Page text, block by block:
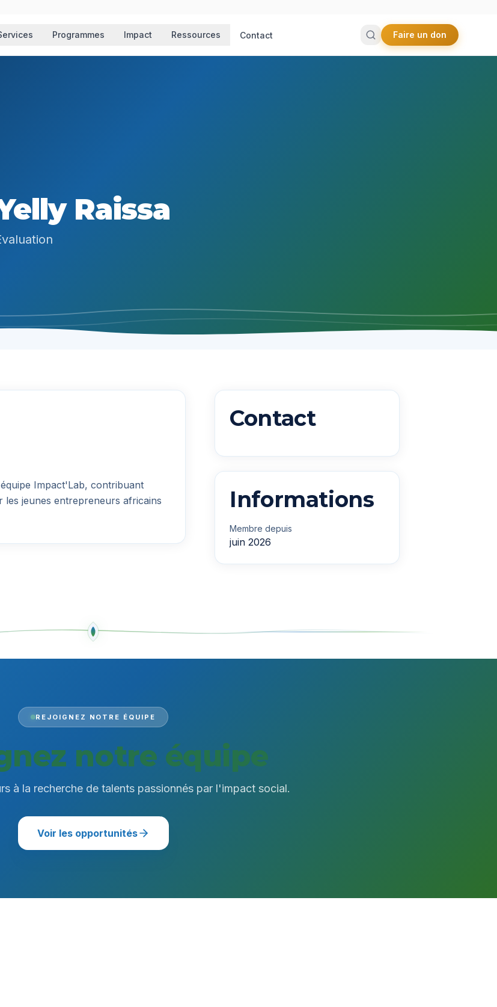
Programmes Impact Ressources Contact Faire un don
Raissa
Impact'Lab, contribuant
les jeunes entrepreneurs africains
Contact
Informations
Membre depuis
juin 2026
REJOIGNEZ NOTRE ÉQUIPE
notre équipe
à la recherche de talents passionnés par l'impact social.
Voir les opportunités